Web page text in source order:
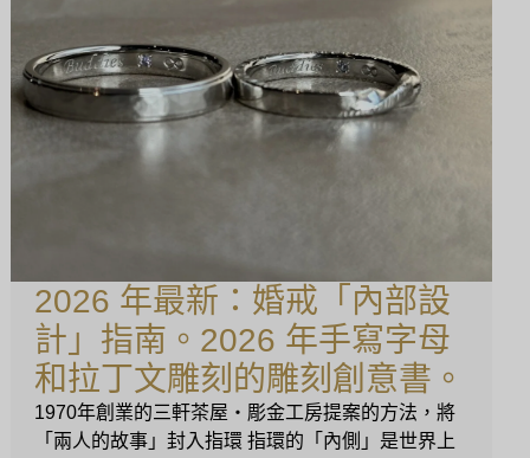
2026 年最新：婚戒「內部設
計」指南。2026 年手寫字母
和拉丁文雕刻的雕刻創意書。
1970年創業的三軒茶屋・彫金工房提案的方法，將
「兩人的故事」封入指環 指環的「內側」是世界上